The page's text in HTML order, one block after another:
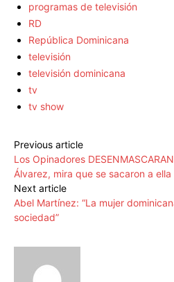
programas de televisión
RD
República Dominicana
televisión
televisión dominicana
tv
tv show
Previous article
Los Opinadores
Álvarez, mira que se sacaron a ella
Next article
Abel Martínez: “La mujer
sociedad”